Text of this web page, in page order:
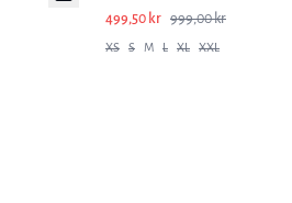
499,50 kr 999,00 kr
XS S M L XL XXL